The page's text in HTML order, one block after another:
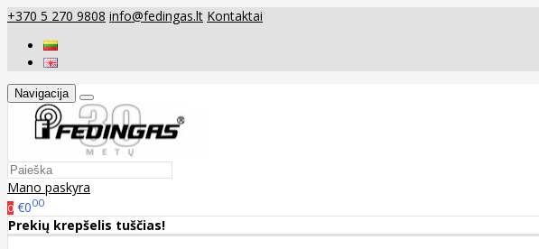
+370 5 270 9808 info@fedingas.lt Kontaktai
Navigacija
Mano paskyra
0 €000
Prekių krepšelis tuščias!